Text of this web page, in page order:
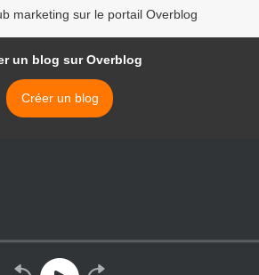
marketing sur le portail Overblog
un blog sur Overblog
Créer un blog